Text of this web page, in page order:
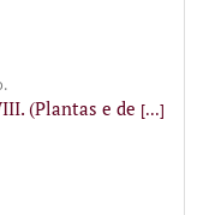
(Plantas e de [...]